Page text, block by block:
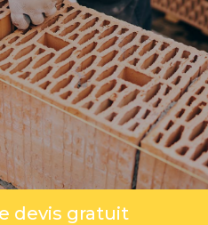
devis gratuit